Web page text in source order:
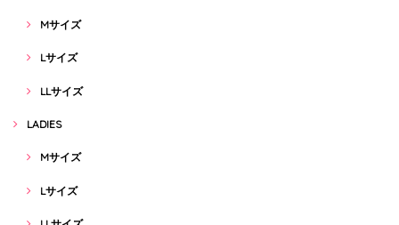
Mサイズ
Lサイズ
LLサイズ
LADIES
Mサイズ
Lサイズ